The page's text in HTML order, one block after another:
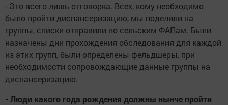
- Это всего лишь отговорка. Всех, кому необходимо
было пройти диспансеризацию, мы поделили на
группы, списки отправили по сельским ФАПам. Были
назначены дни прохождения обследования для каждой
из этих групп, были определены фельдшеры, при
необходимости сопровождающие данные группы на
диспансеризацию.
- Люди какого года рождения должны нынче пройти